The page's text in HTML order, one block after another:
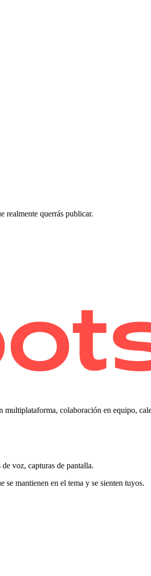
realmente querrás publicar.
colaboración en equipo,
voz, capturas de pantalla.
se mantienen en el tema y se sienten tuyos.